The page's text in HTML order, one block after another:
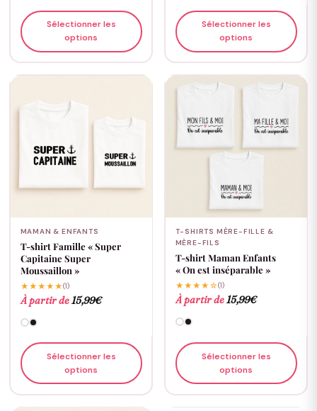
Sélectionner les
options
Sélectionner les
options
MAMAN & ENFANTS
T-shirt Famille « Super
Capitaine Super
Moussaillon »
★★★★★(1)
À partir de15,99€
Sélectionner les
options
T-SHIRTS MÈRE-FILLE &
MÈRE-FILS
T-shirt Maman Enfants
« On est inséparable »
★★★★☆(1)
À partir de15,99€
Sélectionner les
options